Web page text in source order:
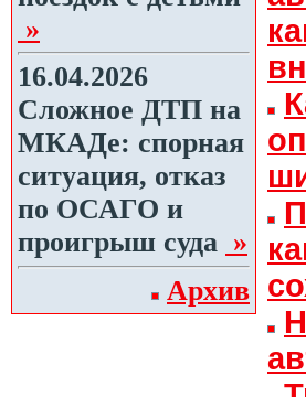
»
16.04.2026
Сложное ДТП на
МКАДе: спорная
ситуация, отказ
по ОСАГО и
проигрыш суда »
Архив